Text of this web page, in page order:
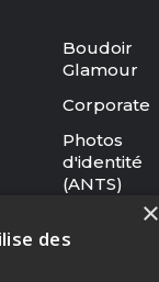
Boudoir
Glamour
Corporate
Photos
d'identité
(ANTS)
des
×